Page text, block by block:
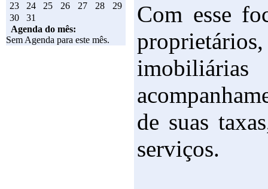
23
24 25 26 27 28
29
30
31
Agenda do mês:
Sem Agenda para este mês.
Com esse
de suas
serviços.